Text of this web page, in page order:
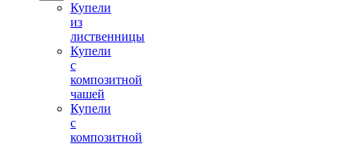
Купели
из
лиственницы
Купели
с
композитной
чашей
Купели
с
композитной